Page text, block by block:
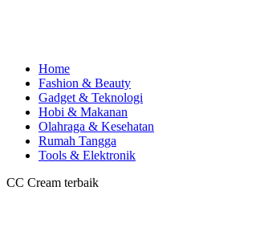
Home
Fashion & Beauty
Gadget & Teknologi
Hobi & Makanan
Olahraga & Kesehatan
Rumah Tangga
Tools & Elektronik
CC Cream terbaik